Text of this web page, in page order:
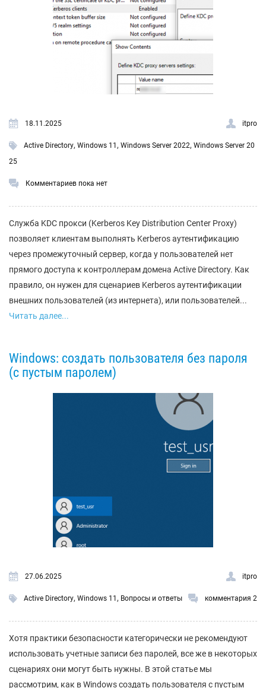
18.11.2025 itpro
Active Directory, Windows 11 , Windows Server 2022, Windows Server 20
25
Комментариев пока нет
Служба KDC прокси (Kerberos Key Distribution Center Proxy)
позволяет клиентам выполнять Kerberos аутентификацию
через промежуточный сервер, когда у пользователей нет
прямого доступа к контроллерам домена Active Directory. Как
правило, он нужен для сценариев Kerberos аутентификации
внешних пользователей (из интернета), или пользователей...
Читать далее...
Windows: создать пользователя без пароля
(с пустым паролем)
27.06.2025 itpro
Active Directory, Windows 11 , Вопросы и ответы комментария 2
Хотя практики безопасности категорически не рекомендуют
использовать учетные записи без паролей, все же в некоторых
сценариях они могут быть нужны. В этой статье мы
рассмотрим, как в Windows создать пользователя с пустым